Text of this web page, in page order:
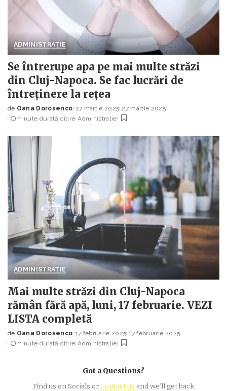
ADMINISTRAȚIE
Se întrerupe apa pe mai multe străzi
din Cluj-Napoca. Se fac lucrări de
întreținere la rețea
Posted
by
de Oana Dorosenco 27 martie 2025 27 martie 2025
minute durată citire Administrație
ADMINISTRAȚIE
Mai multe străzi din Cluj-Napoca
rămân fără apă, luni, 17 februarie. VEZI
LISTA completă
Posted
by
de Oana Dorosenco 17 februarie 2025 17 februarie 2025
minute durată citire Administrație
Got a Questions?
Find us on Socials orContact us and we’ll get back